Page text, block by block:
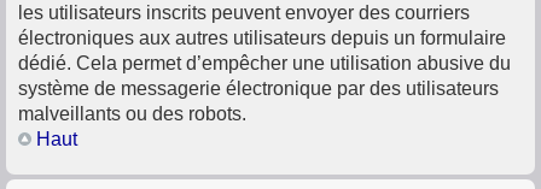
les utilisateurs inscrits peuvent envoyer des courriers
électroniques aux autres utilisateurs depuis un formulaire
dédié. Cela permet d’empêcher une utilisation abusive du
système de messagerie électronique par des utilisateurs
malveillants ou des robots.
Haut